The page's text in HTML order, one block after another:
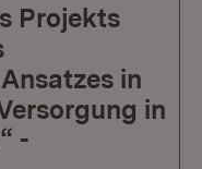
Projekts
in
in
-